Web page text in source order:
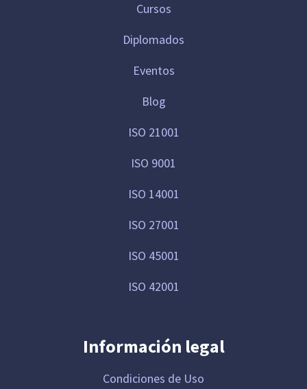
Cursos
Diplomados
Eventos
Blog
ISO 21001
ISO 9001
ISO 14001
ISO 27001
ISO 45001
ISO 42001
Información legal
Condiciones de Uso